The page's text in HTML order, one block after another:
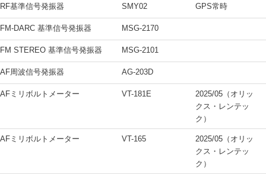
RF基準信号発振器 SMY02 GPS常時
FM-DARC 基準信号発振器 MSG-2170
FM STEREO 基準信号発振器 MSG-2101
AF周波信号発振器 AG-203D
AFミリボルトメーター VT-181E
2025/05（オリッ
クス・レンテッ
ク）
AFミリボルトメーター VT-165
2025/05（オリッ
クス・レンテッ
ク）